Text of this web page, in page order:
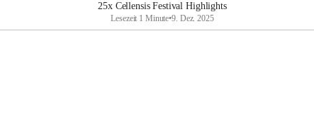
25x Cellensis Festival Highlights
Lesezeit 1 Minute•9. Dez. 2025